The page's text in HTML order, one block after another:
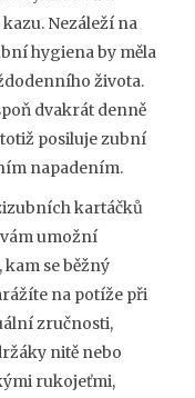
Nezáleží na
hygiena by měla
života.
dvakrát denně
posiluje zubní
napadením.
kartáčků
umožní
se běžný
na potíže při
zručnosti,
nitě nebo
rukojeťmi,